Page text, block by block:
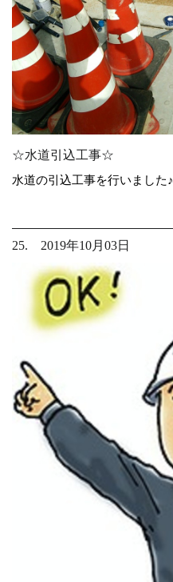
☆水道引込工事☆
水道の引込工事を行いました♪
25. 2019年10月03日